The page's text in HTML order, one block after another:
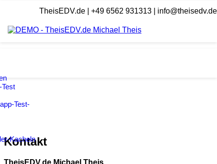
TheisEDV.de | +49 6562 931313 | info@theisedv.de
Test-
Kacheln
Home
Kontakt
Kontakt
TheisEDV.de Michael Theis